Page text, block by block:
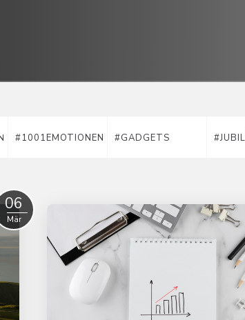
#1001EMOTIONEN #GADGETS
06
Mär